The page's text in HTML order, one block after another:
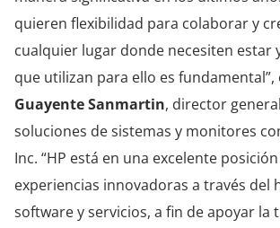
quieren flexibilidad para colaborar y
cualquier lugar donde necesiten estar
que utilizan para ello es
Guayente Sanmartin, director
soluciones de sistemas y monitores
Inc. “HP está en una excelente
experiencias innovadoras a través del
software y servicios, a fin de apoyar la